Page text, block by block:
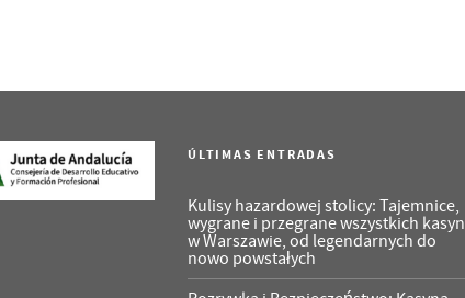
ÚLTIMAS ENTRADAS
Kulisy hazardowej stolicy: Tajemnice,
wygrane i przegrane wszystkich kasyn
w Warszawie, od legendarnych do
nowo powstałych